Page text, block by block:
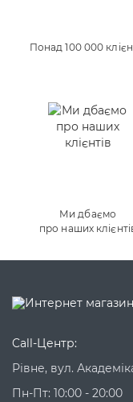
Понад 100 000
Ми дбаємо
про наших
Call-Центр:
Рівне, вул.
Пн-Пт: 10:00 - 20:00